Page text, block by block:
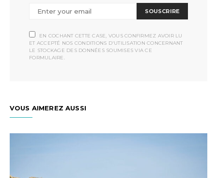
SOUSCRIRE
EN COCHANT CETTE CASE, VOUS CONFIRMEZ AVOIR LU
ET ACCEPTÉ NOS CONDITIONS D'UTILISATION CONCERNANT
LE STOCKAGE DES DONNÉES SOUMISES VIA CE
FORMULAIRE.
VOUS AIMEREZ AUSSI